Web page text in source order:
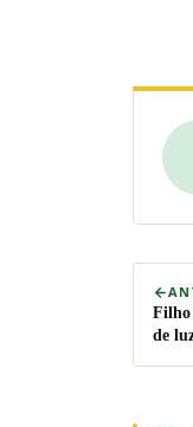
Filho
de